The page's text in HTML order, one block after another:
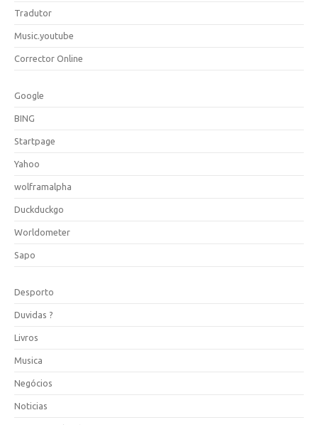
Tradutor
Music.youtube
Corrector Online
Google
BING
Startpage
Yahoo
wolframalpha
Duckduckgo
Worldometer
Sapo
Desporto
Duvidas ?
Livros
Musica
Negócios
Noticias